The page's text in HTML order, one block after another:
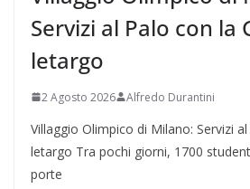
Servizi al Palo con la
letargo
2 Agosto 2026 Alfredo Durantini
Villaggio Olimpico di Milano: Servizi
letargo Tra pochi giorni, 1700
porte